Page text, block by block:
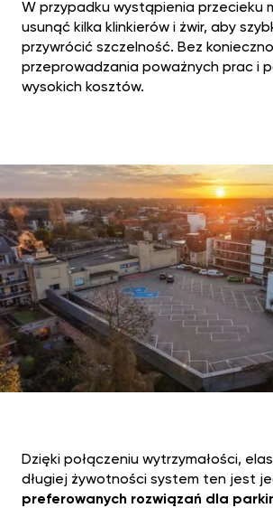
W przypadku wystąpienia przecieku
usunąć kilka klinkierów i żwir, aby
przywrócić szczelność. Bez
przeprowadzania poważnych prac i
wysokich kosztów.
Dzięki połączeniu wytrzymałości,
długiej żywotności system ten jest
preferowanych rozwiązań dla